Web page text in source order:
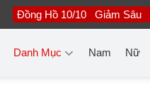
Đồng Hồ 10/10 Giảm Sâu
Danh Mục Nam Nữ